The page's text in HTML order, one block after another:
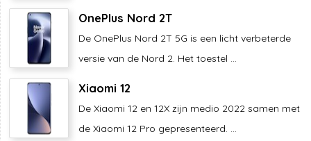
OnePlus Nord 2T
De OnePlus Nord 2T 5G is een licht verbeterde
versie van de Nord 2. Het toestel ...
Xiaomi 12
De Xiaomi 12 en 12X zijn medio 2022 samen met
de Xiaomi 12 Pro gepresenteerd. ...